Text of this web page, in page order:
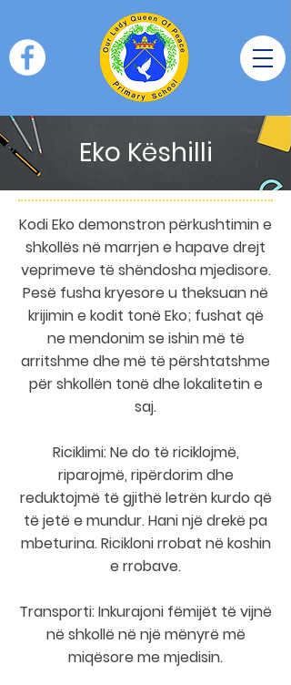
Eko Këshilli
Kodi Eko demonstron përkushtimin e
shkollës në marrjen e hapave drejt
veprimeve të shëndosha mjedisore.
Pesë fusha kryesore u theksuan në
krijimin e kodit tonë Eko; fushat që
ne mendonim se ishin më të
arritshme dhe më të përshtatshme
për shkollën tonë dhe lokalitetin e
saj.
Riciklimi: Ne do të riciklojmë,
riparojmë, ripërdorim dhe
reduktojmë të gjithë letrën kurdo që
të jetë e mundur. Hani një drekë pa
mbeturina. Ricikloni rrobat në koshin
e rrobave.
Transporti: Inkurajoni fëmijët të vijnë
në shkollë në një mënyrë më
miqësore me mjedisin.